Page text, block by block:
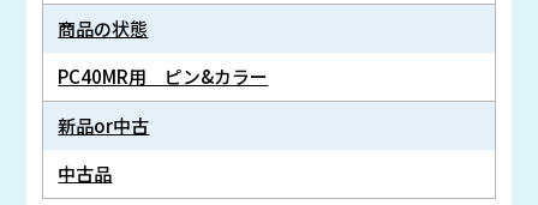
商品の状態
PC40MR用 ピン&カラー
新品or中古
中古品